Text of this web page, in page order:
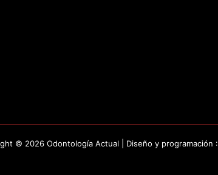
© 2026 Odontología Actual | Diseño y programación :